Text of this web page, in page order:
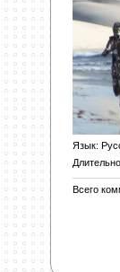
Язык:
Всего